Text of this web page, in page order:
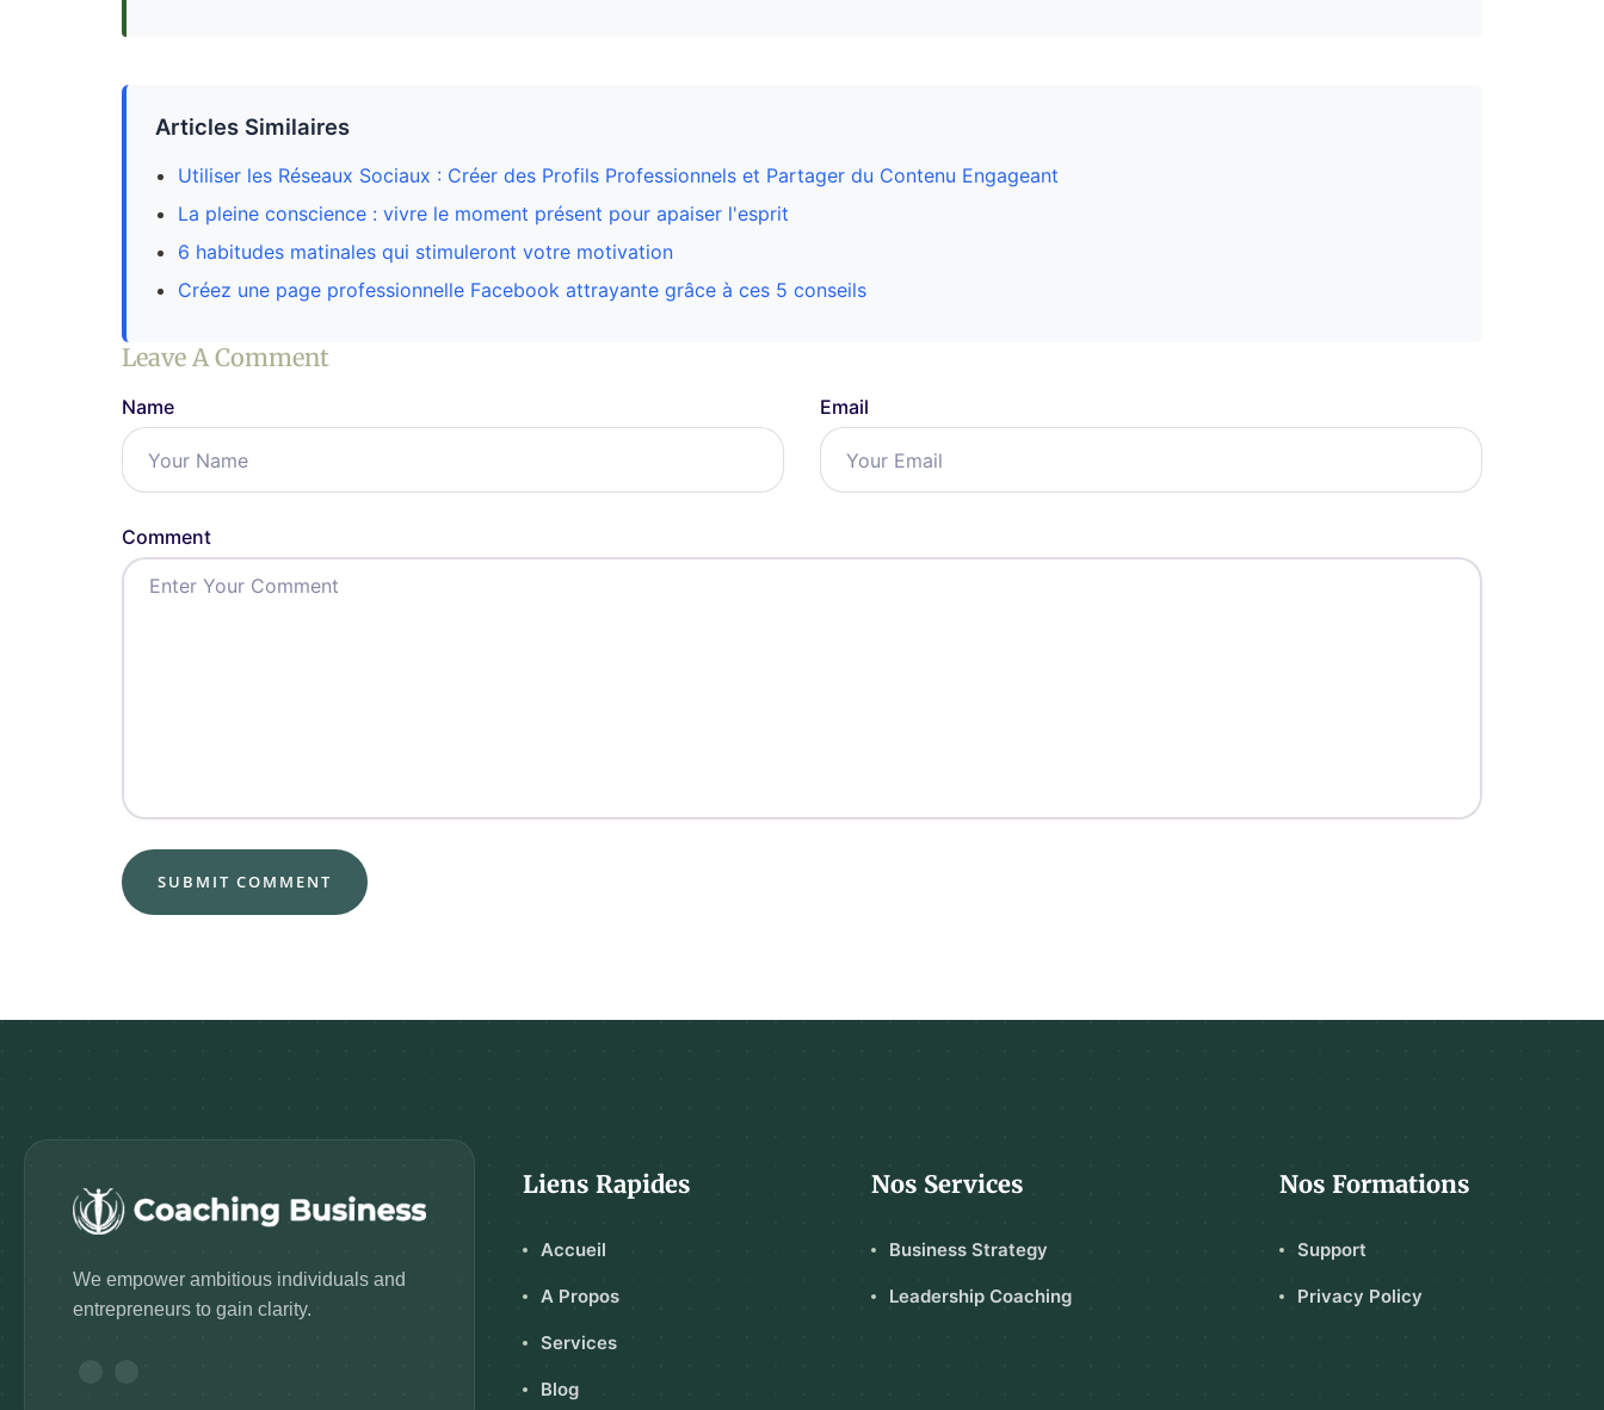
Articles Similaires
Utiliser les Réseaux Sociaux : Créer des Profils Professionnels et Partager du Contenu Engageant
La pleine conscience : vivre le moment présent pour apaiser l'esprit
6 habitudes matinales qui stimuleront votre motivation
Créez une page professionnelle Facebook attrayante grâce à ces 5 conseils
Leave A Comment
Name Email
Comment
We empower ambitious individuals and
entrepreneurs to gain clarity.
Liens Rapides
Accueil
A Propos
Services
Blog
Nos Services
Business Strategy
Leadership Coaching
Nos Formations
Support
Privacy Policy